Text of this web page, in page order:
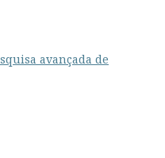
avançada de